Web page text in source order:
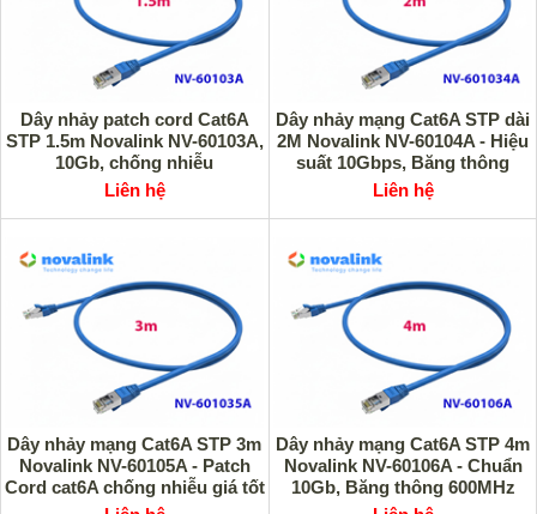
Dây nhảy patch cord Cat6A
STP 1.5m Novalink NV-60103A,
10Gb, chống nhiễu
Liên hệ
Dây nhảy mạng Cat6A STP dài
2M Novalink NV-60104A - Hiệu
suất 10Gbps, Băng thông
600MHz
Liên hệ
Dây nhảy mạng Cat6A STP 3m
Novalink NV-60105A - Patch
Cord cat6A chống nhiễu giá tốt
Dây nhảy mạng Cat6A STP 4m
Novalink NV-60106A - Chuẩn
10Gb, Băng thông 600MHz